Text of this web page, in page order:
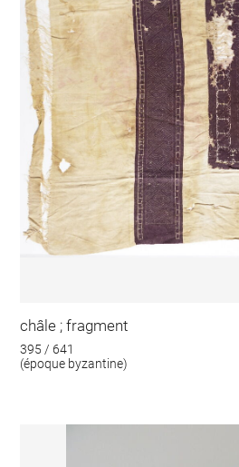
châle ; fragment
395 / 641
(époque byzantine)